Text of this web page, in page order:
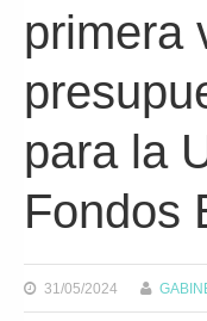
primera
para la
Fondos
31/05/2024